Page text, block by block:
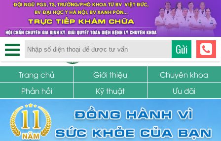
TRUNG TÂM PHỤ KHOA
SỨC KHỎE SINH SẢN
Trang chủ Giới thiệu
Chuyên khoa
Phản hồi
Kỹ thuật Ưu đãi
Gửi